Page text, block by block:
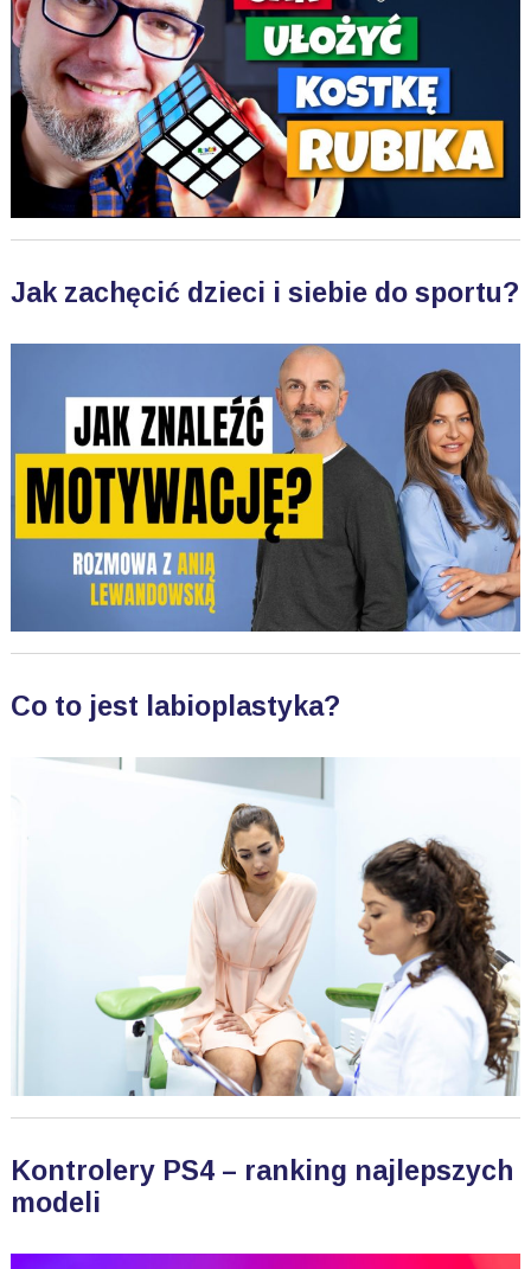
Jak zachęcić dzieci i siebie do sportu?
Co to jest labioplastyka?
Kontrolery PS4 – ranking najlepszych
modeli